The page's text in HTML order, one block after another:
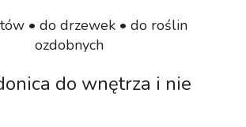
• do drzewek • do roślin
ozdobnych
do wnętrza i nie